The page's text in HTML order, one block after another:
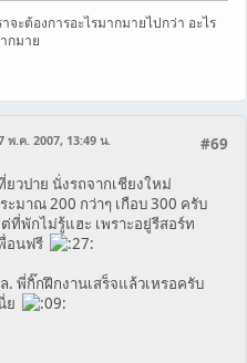
าจะต้องการอะไรมากมายไปกว่า อะไร
กมาย
#69
พ.ค. 2007, 13:49 น.
ยวปาย นั่งรถจากเชียงใหม่
ะมาณ 200 กว่าๆ เกือบ 300 ครับ
ที่พักไม่รู้แฮะ เพราะอยู่รีสอร์ท
อนฟรี
. พี่กิ๊กฝึกงานเสร็จแล้วเหรอครับ
ย